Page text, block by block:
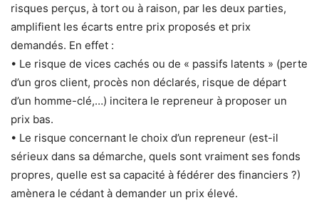
risques perçus, à tort ou à raison, par les deux parties,
amplifient les écarts entre prix proposés et prix
demandés. En effet :
• Le risque de vices cachés ou de « passifs latents » (perte
d’un gros client, procès non déclarés, risque de départ
d’un homme-clé,…) incitera le repreneur à proposer un
prix bas.
• Le risque concernant le choix d’un repreneur (est-il
sérieux dans sa démarche, quels sont vraiment ses fonds
propres, quelle est sa capacité à fédérer des financiers ?)
amènera le cédant à demander un prix élevé.